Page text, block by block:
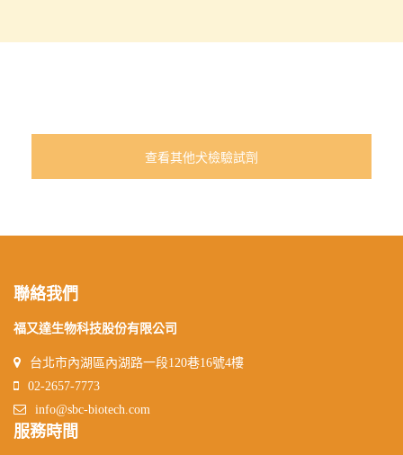
查看其他犬檢驗試劑
聯絡我們
福又達生物科技股份有限公司
台北市內湖區內湖路一段120巷16號4樓
02-2657-7773
info@sbc-biotech.com
服務時間